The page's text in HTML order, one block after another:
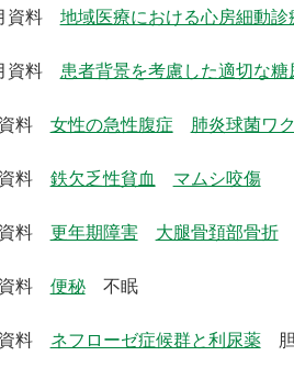
資料 地域医療における心房細動診
資料 患者背景を考慮した適切な糖
料 女性の急性腹症 肺炎球菌ワ
料 鉄欠乏性貧血 マムシ咬傷
料 更年期障害 大腿骨頚部骨折
料 便秘不眠
料 ネフローゼ症候群と利尿薬胆